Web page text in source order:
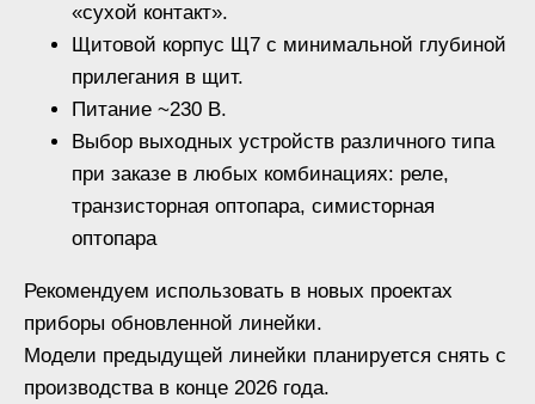
«сухой контакт».
Щитовой корпус Щ7 с минимальной глубиной
прилегания в щит.
Питание ~230 В.
Выбор выходных устройств различного типа
при заказе в любых комбинациях: реле,
транзисторная оптопара, симисторная
оптопара
Рекомендуем использовать в новых проектах
приборы обновленной линейки.
Модели предыдущей линейки планируется снять с
производства в конце 2026 года.